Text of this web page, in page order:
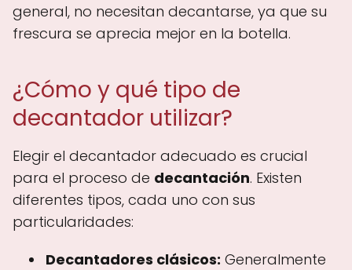
general, no necesitan decantarse, ya que su
frescura se aprecia mejor en la botella.
¿Cómo y qué tipo de
decantador utilizar?
Elegir el decantador adecuado es crucial
para el proceso de decantación. Existen
diferentes tipos, cada uno con sus
particularidades:
Decantadores clásicos: Generalmente